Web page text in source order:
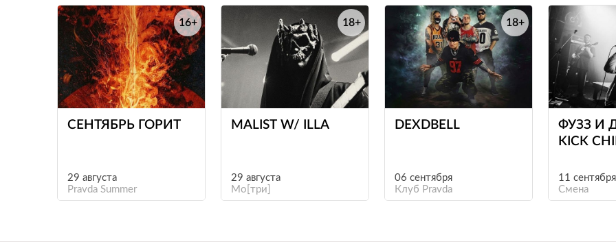
е
СЕНТЯБРЬ ГОРИТ
29 августа
Pravda Summer
16+
е
MALIST W/ ILLA
29 августа
Мо[три]
18+
е
DEXDBELL
06 сентября
Клуб Pravda
18+
ФУЗЗ И
KICK
11 сентября
Смена